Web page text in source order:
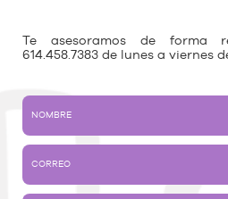
Te asesoramos de forma
614.458.7383 de lunes a viernes